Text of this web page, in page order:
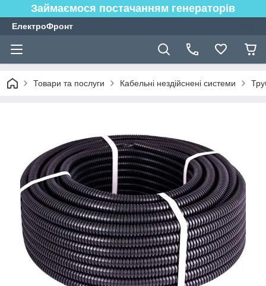
Займаємося постачанням генераторів
ЕлектроФронт
Товари та послуги Кабельні нездійснені системи